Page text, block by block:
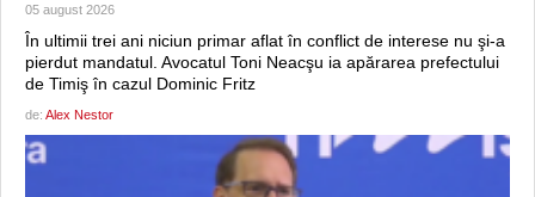
05 august 2026
În ultimii trei ani niciun primar aflat în conflict de interese nu şi-a
pierdut mandatul. Avocatul Toni Neacşu ia apărarea prefectului
de Timiş în cazul Dominic Fritz
de: Alex Nestor